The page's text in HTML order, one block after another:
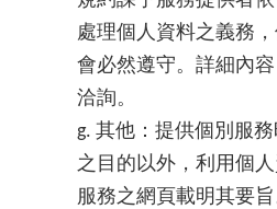
處理個人資料之義務
會必然遵守。詳細內
洽詢。
g. 其他：提供個別服
之目的以外，利用個
服務之網頁載明其要旨